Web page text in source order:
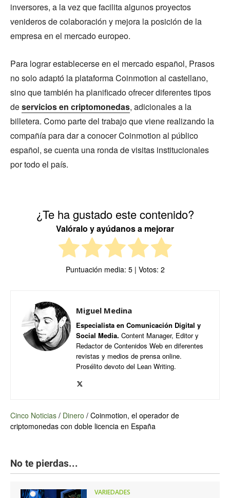
inversores, a la vez que facilita algunos proyectos
venideros de colaboración y mejora la posición de la
empresa en el mercado europeo.
Para lograr establecerse en el mercado español, Prasos
no solo adaptó la plataforma Coinmotion al castellano,
sino que también ha planificado ofrecer diferentes tipos
deservicios en criptomonedas, adicionales a la
billetera. Como parte del trabajo que viene realizando la
compañía para dar a conocer Coinmotion al público
español, se cuenta una ronda de visitas institucionales
por todo el país.
¿Te ha gustado este contenido?
Valóralo y ayúdanos a mejorar
Puntuación media: 5| Votos: 2
Miguel Medina
Especialista en Comunicación Digital y
Social Media. Content Manager, Editor y
Redactor de Contenidos Web en diferentes
revistas y medios de prensa online.
Prosélito devoto del Lean Writing.
Cinco Noticias / Dinero / Coinmotion, el operador de
criptomonedas con doble licencia en España
No te pierdas...
VARIEDADES